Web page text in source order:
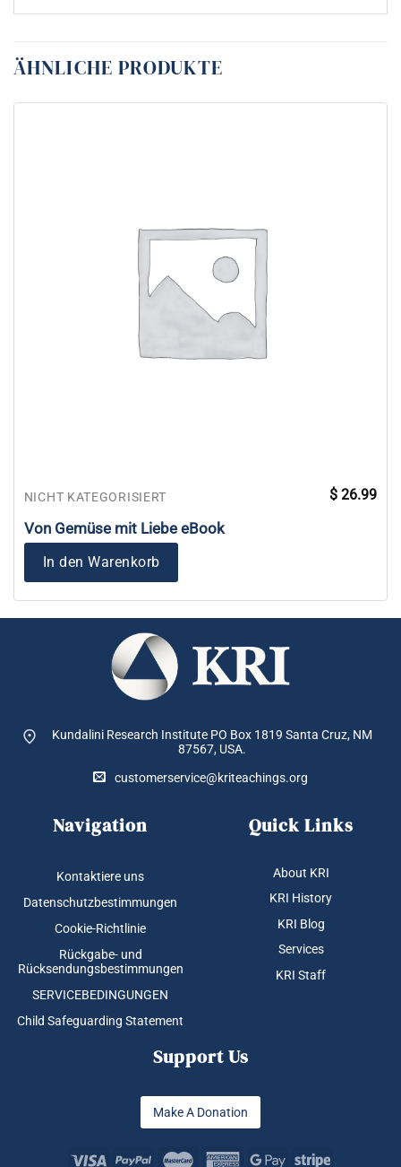
ÄHNLICHE PRODUKTE
NICHT KATEGORISIERT
Von Gemüse mit Liebe eBook
$ 26.99
In den Warenkorb
Kundalini Research Institute PO Box 1819 Santa Cruz, NM
87567, USA.
customerservice@kriteachings.org
Navigation
Kontaktiere uns
Datenschutzbestimmungen
Cookie-Richtlinie
Rückgabe- und
Rücksendungsbestimmungen
SERVICEBEDINGUNGEN
Child Safeguarding Statement
Quick Links
About KRI
KRI History
KRI Blog
Services
KRI Staff
Support Us
Make A Donation